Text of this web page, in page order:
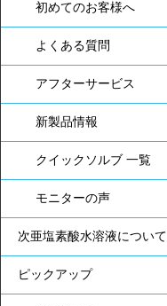
初めてのお客様へ
よくある質問
アフターサービス
新製品情報
クイックソルブ 一覧
モニターの声
次亜塩素酸水溶液について
ピックアップ